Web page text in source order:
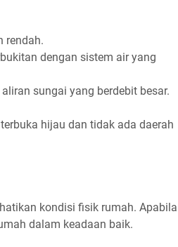
rendah.
dengan sistem air yang
sungai yang berdebit besar.
hijau dan tidak ada daerah
kondisi fisik rumah. Apabila
dalam keadaan baik.